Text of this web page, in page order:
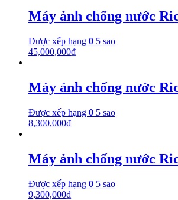
Máy ảnh chống nước
Được xếp hạng 0 5 sao
45,000,000₫
Máy ảnh chống nước
Được xếp hạng 0 5 sao
8,300,000₫
Máy ảnh chống nước
Được xếp hạng 0 5 sao
9,300,000₫